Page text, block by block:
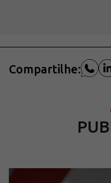
Compartilhe: